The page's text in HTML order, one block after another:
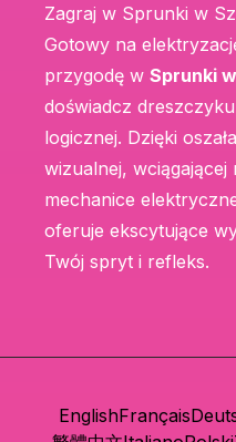
Zagraj w Sprunki w
Gotowy na
przygodę w Sprunki
doświadcz
logicznej. Dzięki
wizualnej,
mechanice
oferuje ekscytujące
Twój spryt i refleks.
EnglishFrançais